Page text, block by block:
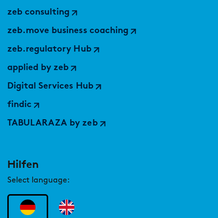
zeb consulting
zeb.move business coaching
zeb.regulatory Hub
applied by zeb
Digital Services Hub
findic
TABULARAZA by zeb
Hilfen
Select language: